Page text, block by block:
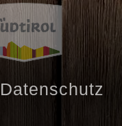
Datenschutz